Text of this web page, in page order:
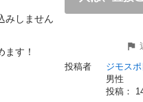
みしません
す！
投稿者
ジモス
男性
投稿：